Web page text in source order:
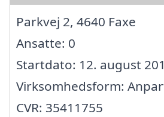
Parkvej 2, 4640 Faxe
Ansatte: 0
Startdato: 12. august
Virksomhedsform:
CVR: 35411755